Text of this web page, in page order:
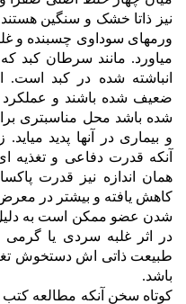
نیز ذاتا خشک و سنگین هستند
ورمهای سوداوی چسبنده و
میاورد. مانند سرطان
انباشته شده در کبد است.
ضعیف شده باشند و
شده باشد محل مناسبتری
و بیماری در آنها پدید
آنکه قدرت دفاعی و تغذیه
همان اندازه نیز قدرت
کاهش یافته و بیشتر در
شدن عضو ممکن است به دلیل
در اثر غلبه سردی یا
طبیعت ذاتی اش دستخوش
باشد.
کوتاه سخن آنکه مطالعه